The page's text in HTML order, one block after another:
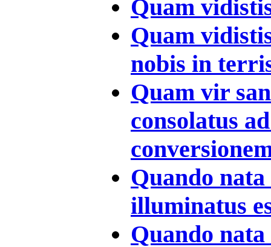
Quam
Quam
nobis in
Quam vir
consolatus
Quando
illuminatus
Quando